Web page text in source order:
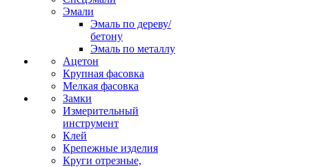
Эмали
Эмаль по дереву/
бетону
Эмаль по металлу
Ацетон
Крупная фасовка
Мелкая фасовка
Замки
Измерительный
инструмент
Клей
Крепежные изделия
Круги отрезные,